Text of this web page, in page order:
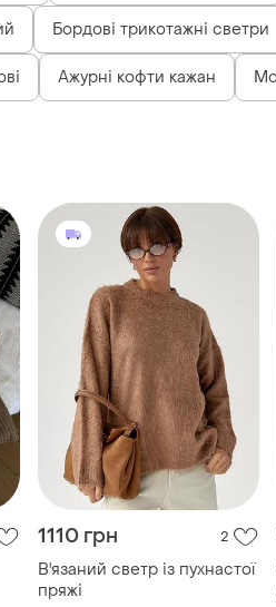
1110 грн 2
В'язаний светр із пухнастої
пряжі
36 / S / 44 і ще 4